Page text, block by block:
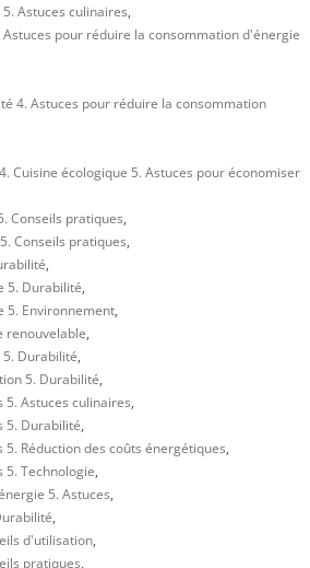
Astuces culinaires,
pour réduire la consommation d'énergie
4. Astuces pour réduire la consommation
Cuisine écologique 5. Astuces pour économiser
Conseils pratiques,
Conseils pratiques,
,
5. Durabilité,
5. Environnement,
renouvelable,
Durabilité,
5. Durabilité,
Astuces culinaires,
5. Durabilité,
Réduction des coûts énergétiques,
5. Technologie,
5. Astuces,
,
d'utilisation,
pratiques,